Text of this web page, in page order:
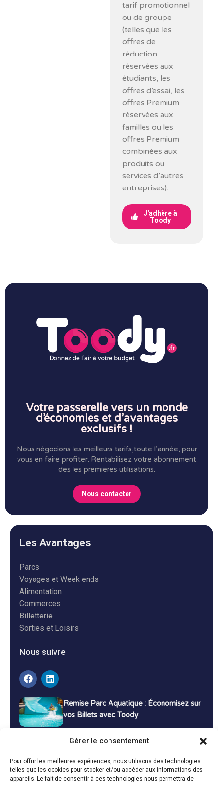
Gérer le consentement
Pour offrir les meilleures expériences, nous utilisons des technologies
telles que les cookies pour stocker et/ou accéder aux informations des
appareils. Le fait de consentir à ces technologies nous permettra de
tarif promotionnel
ou de groupe
(telles que les
offres de
réduction
réservées aux
étudiants, les
offres d’essai, les
offres Premium
réservées aux
familles ou les
offres Premium
combinées aux
produits ou
services d’autres
entreprises).
J'adhère à
Toody
Votre passerelle vers un monde
d’économies et d’avantages
exclusifs !
Nous négocions les meilleurs tarifs,toute l’année, pour
vous en faire profiter. Rentabilisez votre abonnement
dès les premières utilisations.
Nous contacter
Les Avantages
Parcs
Voyages et Week ends
Alimentation
Commerces
Billetterie
Sorties et Loisirs
Nous suivre
Remise Parc Aquatique : Économisez sur
vos Billets avec Toody
Bons Plans Voyage : Économisez sur vos
Vacances avec Toody